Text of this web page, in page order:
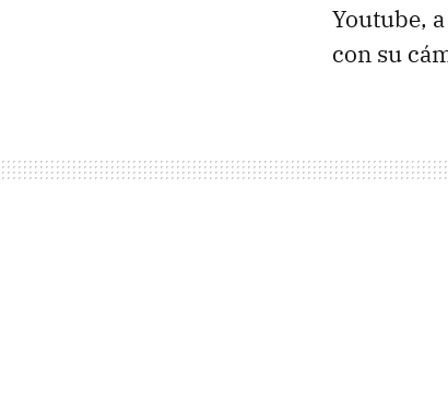
Youtube,
con su